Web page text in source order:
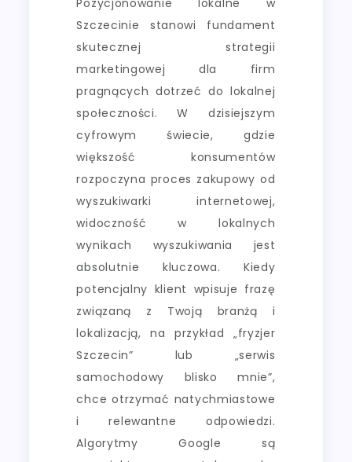
Szczecinie stanowi fundament
skutecznej strategii
marketingowej dla firm
pragnących dotrzeć do lokalnej
społeczności. W dzisiejszym
cyfrowym świecie, gdzie
większość konsumentów
rozpoczyna proces zakupowy od
wyszukiwarki internetowej,
widoczność w lokalnych
wynikach wyszukiwania jest
absolutnie kluczowa. Kiedy
potencjalny klient wpisuje frazę
związaną z Twoją branżą i
lokalizacją, na przykład „fryzjer
Szczecin” lub „serwis
samochodowy blisko mnie”,
chce otrzymać natychmiastowe
i relewantne odpowiedzi.
Algorytmy Google są